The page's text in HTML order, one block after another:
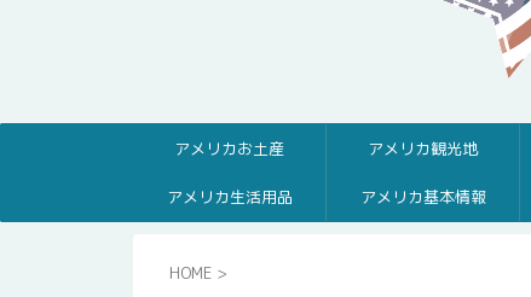
アメリカお土産 アメリカ観光地
アメリカ生活用品 アメリカ基本情報
HOME >